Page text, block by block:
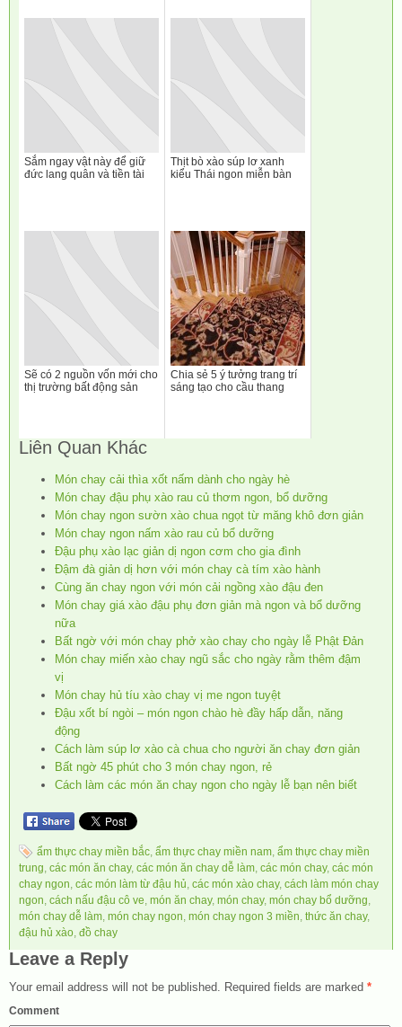
Sắm ngay vật này để giữ
đức lang quân và tiền tài
Thịt bò xào súp lơ xanh
kiểu Thái ngon miễn bàn
Sẽ có 2 nguồn vốn mới cho
thị trường bất động sản
Chia sẻ 5 ý tưởng trang trí
sáng tạo cho cầu thang
Liên Quan Khác
Món chay cải thìa xốt nấm dành cho ngày hè
Món chay đậu phụ xào rau củ thơm ngon, bổ dưỡng
Món chay ngon sườn xào chua ngọt từ măng khô đơn giản
Món chay ngon nấm xào rau củ bổ dưỡng
Đậu phụ xào lạc giản dị ngon cơm cho gia đình
Đậm đà giản dị hơn với món chay cà tím xào hành
Cùng ăn chay ngon với món cải ngồng xào đậu đen
Món chay giá xào đậu phụ đơn giản mà ngon và bổ dưỡng
nữa
Bất ngờ với món chay phở xào chay cho ngày lễ Phật Đản
Món chay miến xào chay ngũ sắc cho ngày rằm thêm đậm
vị
Món chay hủ tíu xào chay vị me ngon tuyệt
Đậu xốt bí ngòi – món ngon chào hè đầy hấp dẫn, năng
động
Cách làm súp lơ xào cà chua cho người ăn chay đơn giản
Bất ngờ 45 phút cho 3 món chay ngon, rẻ
Cách làm các món ăn chay ngon cho ngày lễ bạn nên biết
ẩm thực chay miền bắc, ẩm thực chay miền nam, ẩm thực chay miền
trung, các món ăn chay, các món ăn chay dễ làm, các món chay, các món
chay ngon, các món làm từ đậu hủ, các món xào chay, cách làm món chay
ngon, cách nấu đậu cô ve, món ăn chay, món chay, món chay bổ dưỡng,
món chay dễ làm, món chay ngon, món chay ngon 3 miền, thức ăn chay,
đậu hủ xào, đồ chay
Leave a Reply
Your email address will not be published. Required fields are marked *
Comment